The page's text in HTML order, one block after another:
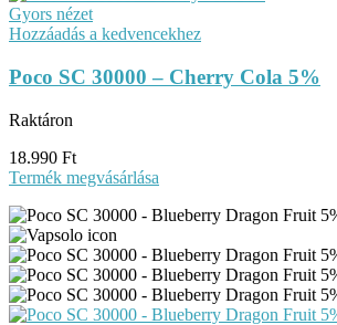
Gyors nézet
Hozzáadás a kedvencekhez
Poco SC 30000 – Cherry Cola 5%
Raktáron
18.990 Ft
Termék megvásárlása